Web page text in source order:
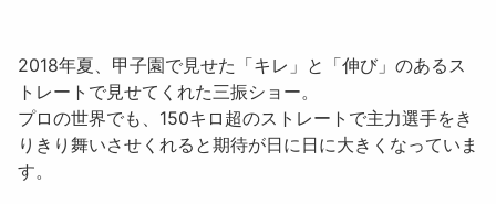
2018年夏、甲子園で見せた「キレ 」と「伸び 」のあるス
トレートで見せてくれた三振ショー。
プロの世界でも、150キロ超のストレートで主力選手をき
りきり舞いさせくれると期待が日に日に大きくなっていま
す。